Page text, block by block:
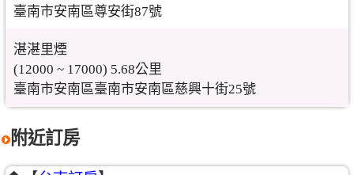
臺南市安南區尊安街87號
湛湛里煙
(12000 ~ 17000) 5.68公里
臺南市安南區臺南市安南區慈興十街25號
附近訂房